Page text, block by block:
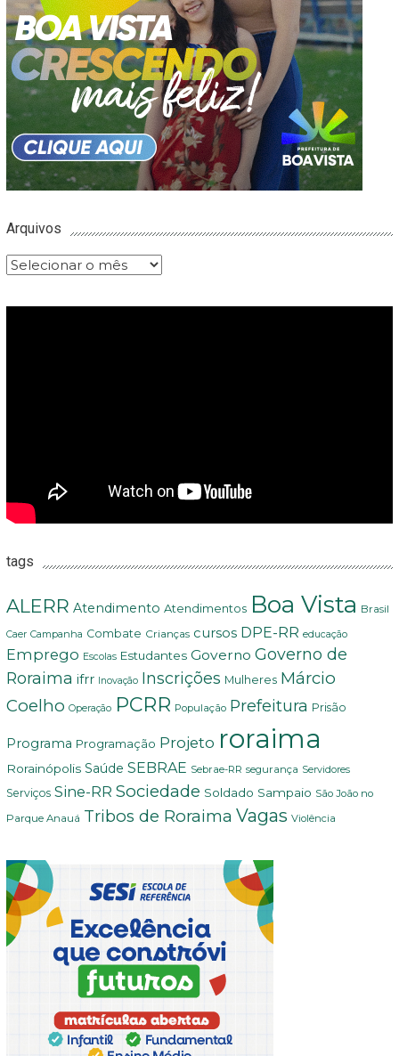
Arquivos
Arquivos
tags
ALERR Atendimento Atendimentos Boa Vista Brasil
Caer Campanha Combate Crianças cursos DPE-RR educação
Emprego Escolas Estudantes Governo Governo de
Roraima ifrr Inovação Inscrições Mulheres Márcio
Coelho Operação PCRR População Prefeitura Prisão
Programa Programação Projeto roraima
Rorainópolis Saúde SEBRAE Sebrae-RR segurança Servidores
Serviços Sine-RR Sociedade Soldado Sampaio São João no
Parque Anauá Tribos de Roraima Vagas Violência